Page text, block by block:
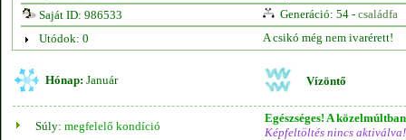
Saját ID: 986533
Generáció: 54 - családfa
Utódok: 0
A csikó még nem ivarérett!
Hónap: Január Vízöntő
Súly: megfelelő kondíció
Egészséges! A
Képfeltöltés nincs aktiválva!